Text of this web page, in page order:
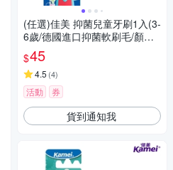
(任選)佳美 抑菌兒童牙刷1入(3-
6歲/德國進口抑菌軟刷毛/顏色
隨機)
$45
4.5 (4)
活動 券
貨到通知我